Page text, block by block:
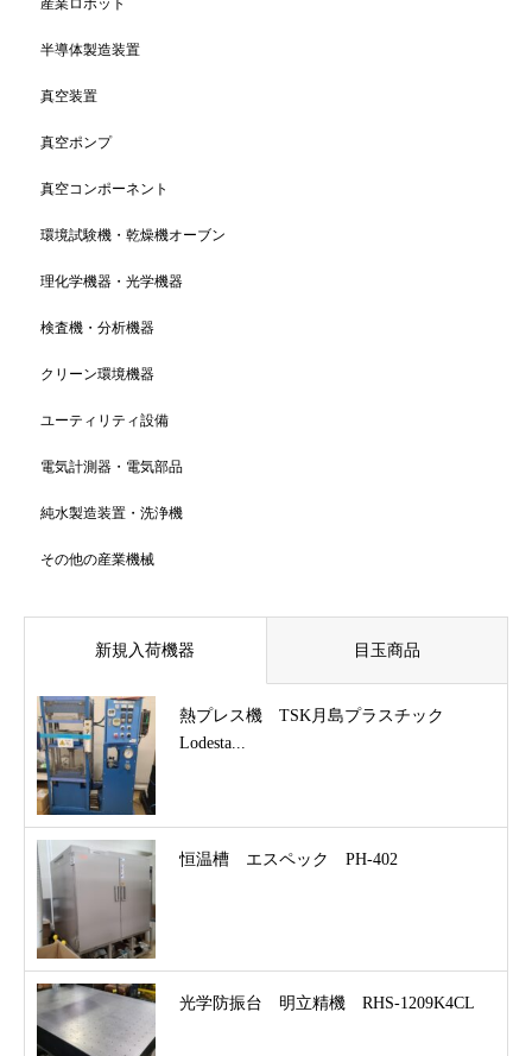
産業ロボット
半導体製造装置
真空装置
真空ポンプ
真空コンポーネント
環境試験機・乾燥機オーブン
理化学機器・光学機器
検査機・分析機器
クリーン環境機器
ユーティリティ設備
電気計測器・電気部品
純水製造装置・洗浄機
その他の産業機械
新規入荷機器 目玉商品
熱プレス機 TSK月島プラスチック
Lodesta...
恒温槽 エスペック PH-402
光学防振台 明立精機 RHS-1209K4CL